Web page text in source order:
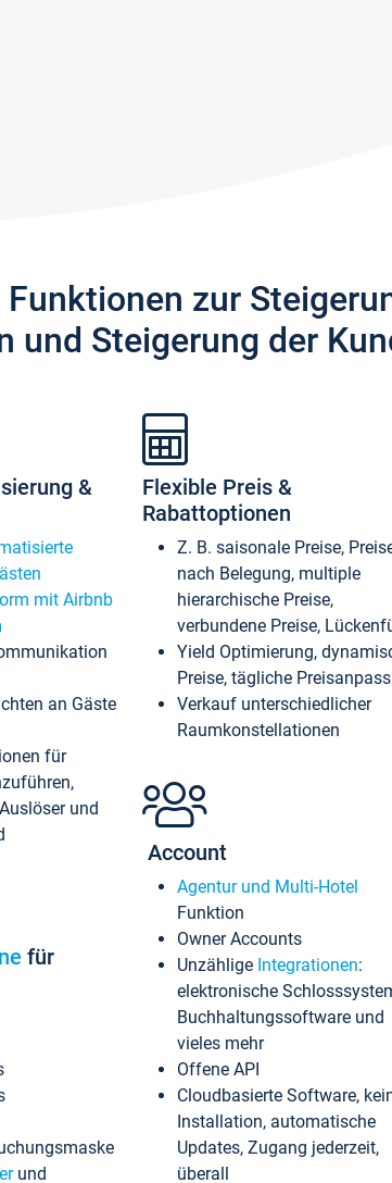
zur
und Steigerung der
&
mit Airbnb
an Gäste
für
und
für
und
Flexible Preis &
Rabattoptionen
Z. B. saisonale Preise,
nach Belegung, multiple
hierarchische Preise,
verbundene Preise,
Yield Optimierung,
Preise, tägliche
Verkauf unterschiedlicher
Raumkonstellationen
Account
Agentur und Multi-Hotel
Funktion
Owner Accounts
Unzählige Integrationen:
elektronische
Buchhaltungssoftware und
vieles mehr
Offene API
Cloudbasierte Software,
Installation, automatische
Updates, Zugang jederzeit,
überall